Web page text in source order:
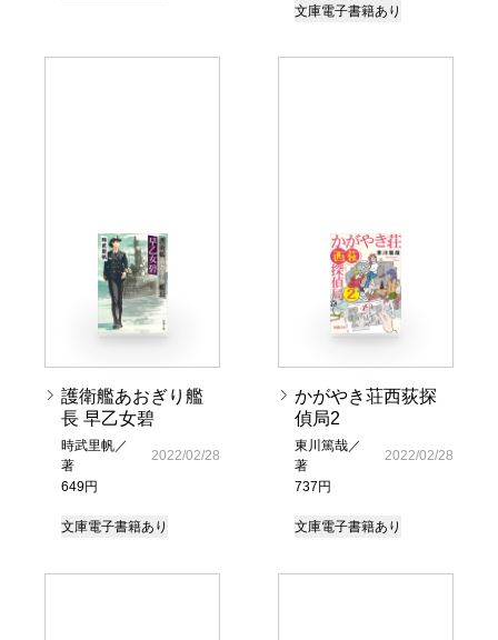
文庫電子書籍あり
護衛艦あおぎり艦
長 早乙女碧
時武里帆／
著
649円
2022/02/28
文庫電子書籍あり
かがやき荘西荻探
偵局2
東川篤哉／
著
737円
2022/02/28
文庫電子書籍あり